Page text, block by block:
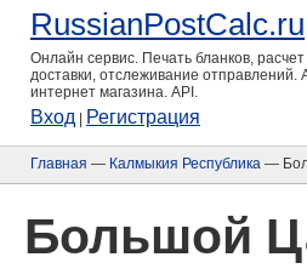
RussianPostCalc.ru
Онлайн сервис. Печать бланков, расчет
доставки, отслеживание отправлений.
интернет магазина. API.
Вход Регистрация
Главная — Калмыкия Республика —
Большой